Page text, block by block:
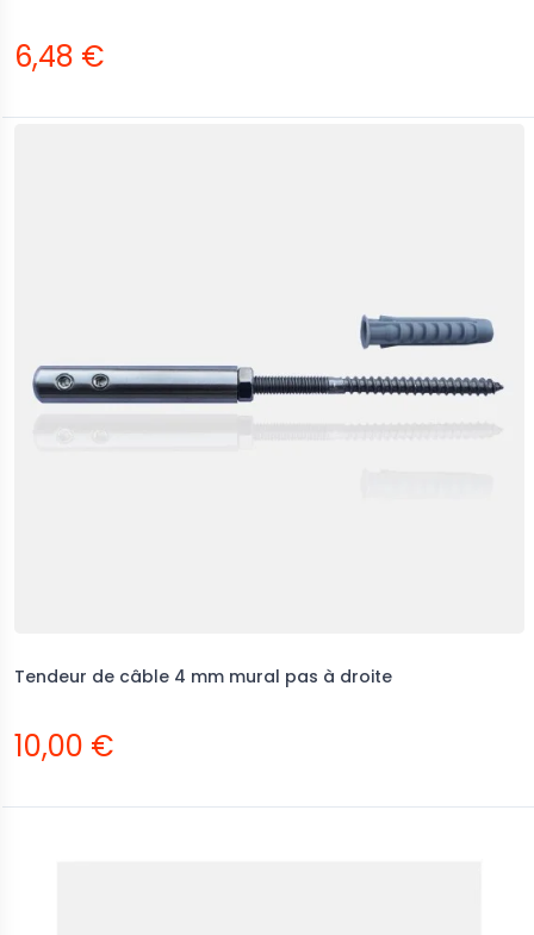
6,48 €
Tendeur de câble 4 mm mural pas à droite
10,00 €